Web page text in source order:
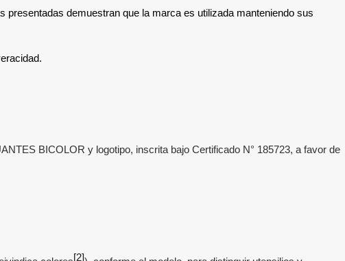
demuestran que la marca es utilizada manteniendo sus
BICOLOR y logotipo, inscrita bajo Certificado N° 185723, a favor de
[2]